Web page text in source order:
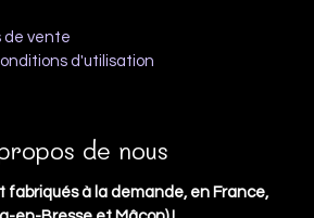
de vente
d'utilisation
de nous
fabriqués à la demande, en France,